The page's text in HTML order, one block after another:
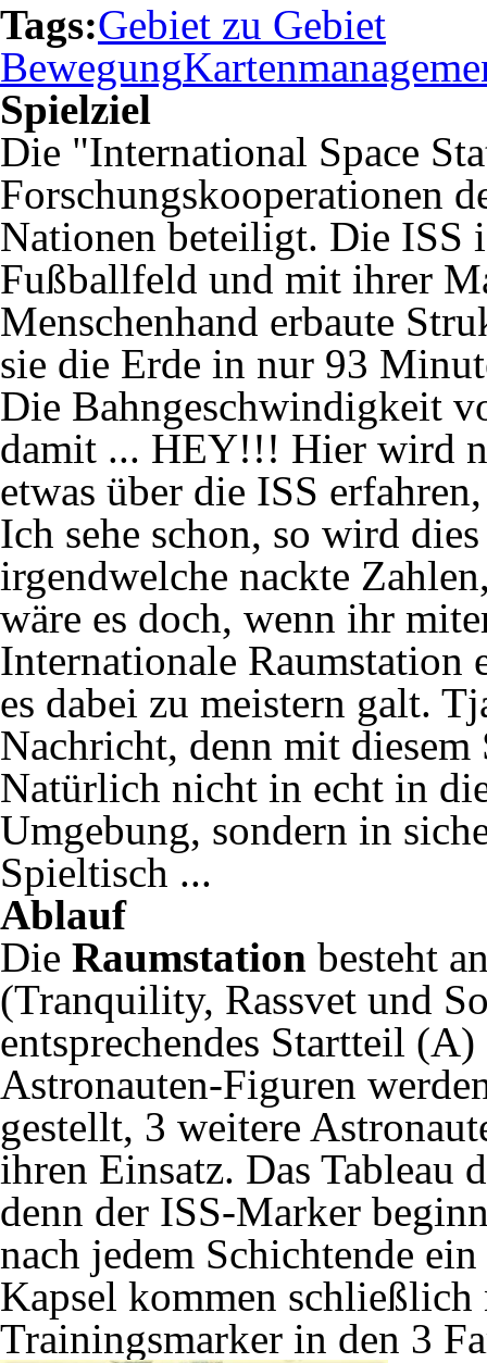
Tags:Gebiet zu Gebiet
Bewegung
Spielziel
Die "International Space
Forschungskooperationen
Nationen beteiligt. Die ISS
Fußballfeld und mit ihrer
Menschenhand erbaute
sie die Erde in nur 93
Die Bahngeschwindigkeit
damit ... HEY!!! Hier wird
etwas über die ISS
Ich sehe schon, so wird
irgendwelche nackte
wäre es doch, wenn ihr
Internationale Raumstation
es dabei zu meistern galt.
Nachricht, denn mit
Natürlich nicht in echt in
Umgebung, sondern in
Spieltisch ...
Ablauf
Die Raumstation besteht
(Tranquility, Rassvet und
entsprechendes Startteil
Astronauten-Figuren
gestellt, 3 weitere
ihren Einsatz. Das Tableau
denn der ISS-Marker
nach jedem Schichtende
Kapsel kommen
Trainingsmarker in den 3